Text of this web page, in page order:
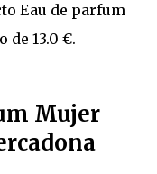
Eau de parfum
de 13.0 €.
Mujer